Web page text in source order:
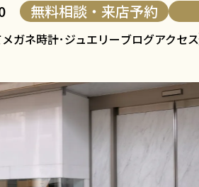
無料相談・来店予約
メガネ時計･ジュエリーブログアクセス